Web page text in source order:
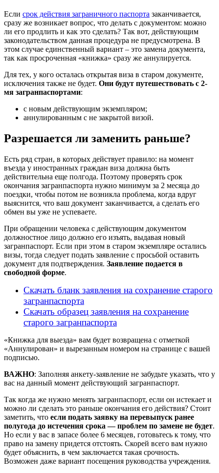
Если срок действия заграничного паспорта заканчивается,
сразу же возникает вопрос, что делать с документом: можно
ли его продлить и как это сделать? Так вот, действующим
законодательством данная процедура не предусмотрена. В
этом случае единственный вариант – это замена документа,
так как просроченная «книжка» сразу же аннулируется.
Для тех, у кого осталась открытая виза в старом документе,
исключения также не будет. Они будут путешествовать с 2-
мя загранпаспортами:
с новым действующим экземпляром;
аннулированным с не закрытой визой.
Разрешается ли заменить раньше?
Есть ряд стран, в которых действует правило: на момент
въезда у иностранных граждан виза должна быть
действительна еще полгода. Поэтому проверять срок
окончания загранпаспорта нужно минимум за 2 месяца до
поездки, чтобы потом не возникла проблема, когда вдруг
выяснится, что ваш документ заканчивается, а сделать его
обмен вы уже не успеваете.
При обращении человека с действующим документом
должностное лицо должно его изъять, выдавая новый
загранпаспорт. Если при этом в старом экземпляре остались
визы, тогда следует подать заявление с просьбой оставить
документ для подтверждения. Заявление подается в
свободной форме.
Скачать бланк заявления на сохранение старого
загранпаспорта
Скачать образец заявления на сохранение
старого загранпаспорта
«Книжка для выезда» вам будет возвращена с отметкой
«Аннулирован» и вырезанным номером на странице с вашей
подписью.
ВАЖНО: Заполняя анкету-заявление не забудьте указать, что у
вас на данный момент действующий загранпаспорт.
Так когда же нужно менять загранпаспорт, если он истекает и
можно ли сделать это раньше окончания его действия? Стоит
заметить, что если подать заявку на перевыпуск ранее
полугода до истечения срока — проблем по замене не будет.
Но если у вас в запасе более 6 месяцев, готовьтесь к тому, что
право на замену придется отстоять. Скорей всего вам нужно
будет объяснить, в чем заключается такая срочность.
Возможен даже вариант посещения руководства учреждения.